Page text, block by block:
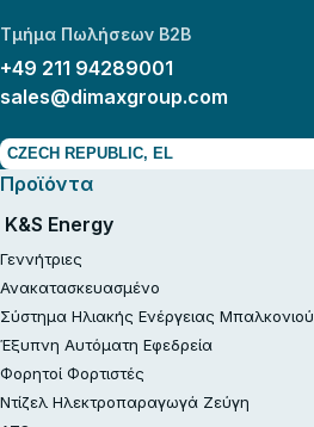
Τμήμα Πωλήσεων B2B
+49 211 94289001
sales@dimaxgroup.com
CZECH REPUBLIC, EL
Προϊόντα
K&S Energy
Γεννήτριες
Ανακατασκευασμένο
Σύστημα Ηλιακής Ενέργειας Μπαλκονιού
Έξυπνη Αυτόματη Εφεδρεία
Φορητοί Φορτιστές
Ντίζελ Ηλεκτροπαραγωγά Ζεύγη